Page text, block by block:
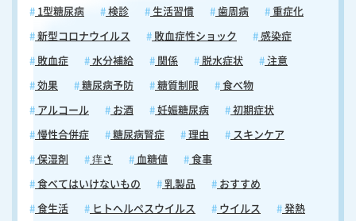
1型糖尿病 検診 生活習慣 歯周病 重症化
新型コロナウイルス 敗血症性ショック 感染症
敗血症 水分補給 関係 脱水症状 注意
効果 糖尿病予防 糖質制限 食べ物
アルコール お酒 妊娠糖尿病 初期症状
慢性合併症 糖尿病腎症 理由 スキンケア
保湿剤 痒さ 血糖値 食事
食べてはいけないもの 乳製品 おすすめ
食生活 ヒトヘルペスウイルス ウイルス 発熱